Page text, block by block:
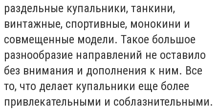
раздельные купальники, танкини,
винтажные, спортивные, монокини и
совмещенные модели. Такое большое
разнообразие направлений не оставило
без внимания и дополнения к ним. Все
то, что делает купальники еще более
привлекательными и соблазнительными.